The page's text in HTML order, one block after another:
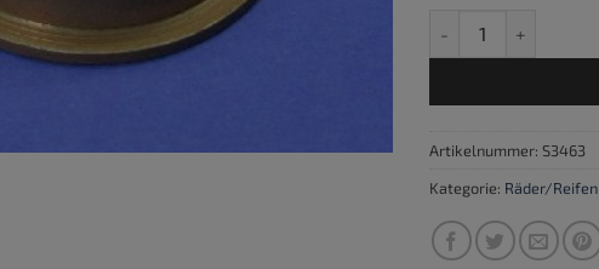
Artikelnummer: S3463
Kategorie: Räder/Reifen